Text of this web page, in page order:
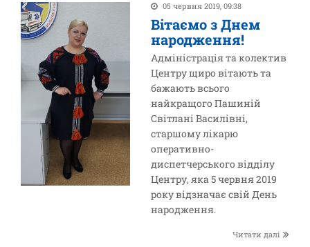
05 червня 2019, 09:38
Вітаємо з Днем
народження!
Адміністрація та колектив
Центру щиро вітають та
бажають всього
найкращого Пашиній
Світлані Василівні,
старшому лікарю
оперативно-
диспетчерського відділу
Центру, яка 5 червня 2019
року відзначає свій День
народження.
Читати далі